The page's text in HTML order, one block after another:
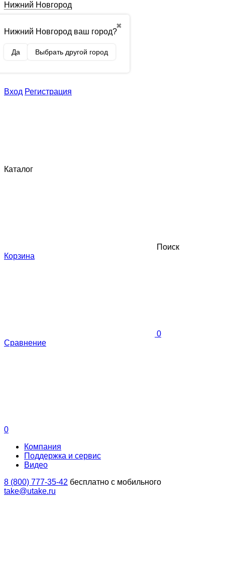
Нижний Новгород
✖
Нижний Новгород ваш город?
Да Выбрать другой город
Вход Регистрация
Каталог
Поиск
Корзина
0
Сравнение
0
Компания
Поддержка и сервис
Видео
8 (800) 777-35-42 бесплатно с мобильного
take@utake.ru